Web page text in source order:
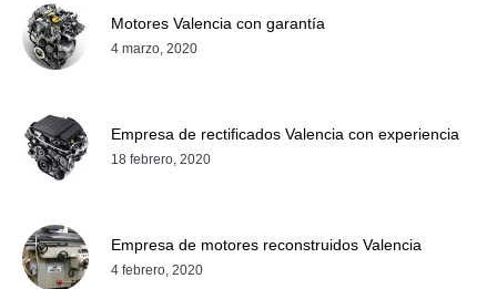
Motores Valencia con garantía
4 marzo, 2020
Empresa de rectificados Valencia con experiencia
18 febrero, 2020
Empresa de motores reconstruidos Valencia
4 febrero, 2020